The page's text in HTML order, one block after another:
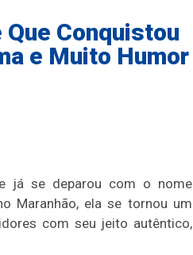
Conquistou
e Muito Humor
já se deparou com o nome
Maranhão, ela se tornou um
com seu jeito autêntico,